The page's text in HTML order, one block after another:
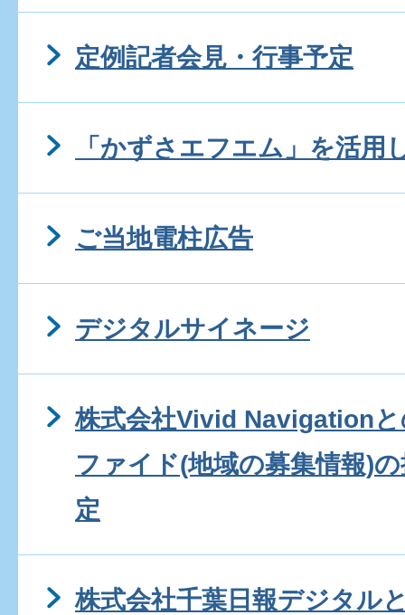
定例記者会見・行事予定
「かずさエフエム」を活用
ご当地電柱広告
デジタルサイネージ
株式会社Vivid Navigation
ファイド(地域の募集情報)
定
株式会社千葉日報デジタル